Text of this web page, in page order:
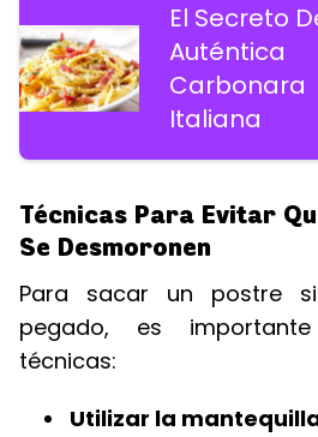
El Secreto
Auténtica
Carbonara
Italiana
Técnicas Para Evitar
Se Desmoronen
Para sacar un postre
pegado, es
técnicas:
Utilizar la